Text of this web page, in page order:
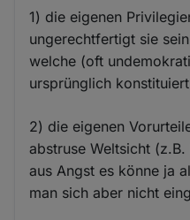
1) die eigenen
ungerechtfertigt sie
welche (oft
ursprünglich
2) die eigenen
abstruse Weltsicht
aus Angst es könne ja
man sich aber nicht